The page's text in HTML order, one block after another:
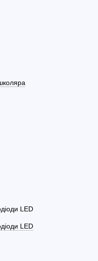
LED
LED